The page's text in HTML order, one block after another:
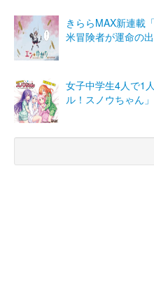
きららMAX新連載
米冒険者が運命の
女子中学生4人で1
ル！スノウちゃん